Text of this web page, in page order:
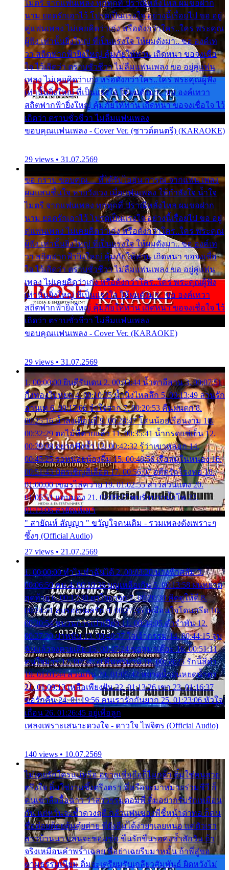
ไมตรี จากแฟนเพลง ทุกทุกที่ ปราณีหลั่งไหล ผมขอฝาก
นาม ยอดรักเอาไว้ โปรดเป็นแรงใจ อย่างนี้เรื่อยไป ขอ อยู่
คู่แฟนเพลง ไม่เคยคิดว่าเก่ง หรือดังกว่าใคร..ใคร พระคุณ
ผู้ฟัง เท่านั้นยิ่งใหญ่ ที่เป็นแรงใจ ให้ผมดังมา.. ขอ องค์เท
วา สถิตฟากฟ้ายิ่งใหญ่ คุ้มภัยให้ท่าน เถิดหนา ขอจงเชื่อ
ใจ ไว้เถิดว่า ตราบชั่วชีวา ไม่ลืมแฟนเพลง ขอ อยู่คู่แฟน
เพลง ไม่เคยคิดว่าเก่ง หรือดังกว่าใคร..ใคร พระคุณผู้ฟัง
เท่านั้นยิ่งใหญ่ ที่เป็นแรงใจ ให้ผมดังมา.. ขอ องค์เทวา
สถิตฟากฟ้ายิ่งใหญ่ คุ้มภัยให้ท่าน เถิดหนา ขอจงเชื่อใจ ไว้
เถิดว่า ตราบชั่วชีวา ไม่ลืมแฟนเพลง
ขอบคุณแฟนเพลง - Cover Ver. (ซาวด์ดนตรี) (KARAOKE)
29 views • 31.07.2569
ขอ กราบ ขอบคุณ.... ที่ได้รับไออุ่น การุณ จากแฟน เพลง
ผมแสนชื่นใจ หายวังเวง เมื่อแฟนเพลง ให้กำลังใจ น้ำใจ
ไมตรี จากแฟนเพลง ทุกทุกที่ ปราณีหลั่งไหล ผมขอฝาก
นาม ยอดรักเอาไว้ โปรดเป็นแรงใจ อย่างนี้เรื่อยไป ขอ อยู่
คู่แฟนเพลง ไม่เคยคิดว่าเก่ง หรือดังกว่าใคร..ใคร พระคุณ
ผู้ฟัง เท่านั้นยิ่งใหญ่ ที่เป็นแรงใจ ให้ผมดังมา.. ขอ องค์เท
วา สถิตฟากฟ้ายิ่งใหญ่ คุ้มภัยให้ท่าน เถิดหนา ขอจงเชื่อ
ใจ ไว้เถิดว่า ตราบชั่วชีวา ไม่ลืมแฟนเพลง ขอ อยู่คู่แฟน
เพลง ไม่เคยคิดว่าเก่ง หรือดังกว่าใคร..ใคร พระคุณผู้ฟัง
เท่านั้นยิ่งใหญ่ ที่เป็นแรงใจ ให้ผมดังมา.. ขอ องค์เทวา
สถิตฟากฟ้ายิ่งใหญ่ คุ้มภัยให้ท่าน เถิดหนา ขอจงเชื่อใจ ไว้
เถิดว่า ตราบชั่วชีวา ไม่ลืมแฟนเพลง
ขอบคุณแฟนเพลง - Cover Ver. (KARAOKE)
29 views • 31.07.2569
1. 00:00:00 ยินดีรับเดน 2. 00:03:44 น้ำตาอีสาน 3. 00:07:51
กิ่งทองใบหยก 4. 00:10:35 น้ำนิ่งไหลลึก 5. 00:13:49 ลานรัก
ลานเท 6. 00:17:06 จำใจจาก 7. 00:20:53 คืนฝนตก 8.
00:25:16 น้ำลงเดือนยี่ 9. 00:28:47 โสนน้อยเรือนงาม 10.
00:32:29 ตอไม้ที่ตายแล้ว 11. 00:35:41 น้ำกรดแช่เย็น 12.
00:39:08 อยากฟังซ้ำ 13. 00:42:32 รู้ว่าเขาหลอก 14.
00:45:25 รอหน่อยน้องติ๋ม 15. 00:48:56 เรือล่มในหนอง 16.
00:51:43 บัตรเชิญสีเลือด 17. 00:56:07 อดีตรักโรงทอ 18.
01:00:00 เขมรไล่ควาย 19. 01:02:55 สาวสวนแตง 20.
01:05:51 แอบมอง 21. 01:09:27 พบรักปากน้ำโพ 22.
01:13:06 สายัณห์เมา
" สายัณห์ สัญญา " ขวัญใจคนเดิม - รวมเพลงดังเพราะๆ
ซึ้งๆ (Official Audio)
27 views • 21.07.2569
1. 00:00:00 ทำไมทำฉันได้ 2. 00:03:20 นางฟ้าสลัม 3.
00:06:50 คน 4. 00:10:36 บุญเหลือเกิน 5. 00:13:58 ฝนหยาด
สุดท้าย 6. 00:17:30 ยาใจยาจก 7. 00:20:30 คิดดูให้ดี 8.
00:24:21 ลบรอยแผลรัก 9. 00:27:35 เหมือนใจโดนกรีด 10.
00:30:54 ขบวนการเปาเปียว 11. 00:34:05 คำรำพัน 12.
00:37:20 ปาหนัน 13. 00:40:37 ใจเจ้ากรรม 14. 00:44:15 จูบ
ฉันแล้วจงตายเสีย 15. 00:47:24 ขอสูมาเต๊อะ 16. 00:51:11
คนใจมาร 17. 00:54:50 คืนทรมาน 18. 00:58:25 รักนี้สีดำ
19. 01:01:44 ส่วนเกิน 20. 01:05:42 หยาดน้ำฝนหยดน้ำตา
21. 01:09:13 เหลือเพียงฝัน 22. 01:13:26 เขา 23. 01:16:37
ขอรักคืน 24. 01:19:56 คนเรารักกันยาก 25. 01:23:06 หัวใจ
เถื่อน 26. 01:26:45 อยู่เพื่อลูก
เพลงเพราะเสนาะดวงใจ - ดาวใจ ไพจิตร (Official Audio)
140 views • 10.07.2569
ไม่เคยรักใครแน่หรือ อยากเชื่อถือก็ไม่กล้า ติ๋มใช่คนสวย
ตรึงใจ ติ๋มใช่งามซึ้งตรึงตรา พี่หรือจะมาหมายร่วมชีวี ก็
คนเขาลืออื้อฉาว ว่าสาวๆรุมตอมพี่ ติ๋มอยากรับรักเหมือน
กัน แต่หวั่นจะช้ำดวงฤดี กลัวแฟนของพี่ชี้หน้าด่าทอ ก็คน
ชื่อต๋อยต้อยตุ้มตุ๋ยต่าย พี่ยังลืมได้ง่ายๆเลยหนอ แค่ตัวเรา
สาวบ้านนา แสนจะซอมซ่อ ขืนรักขืนรอคงช้ำสักวัน ถ้า
จริงเหมือนคำพร่ำเฉลย พี่อย่าเฉยรีบมาหมั้น ถ้าพี่สู่ขอ
ตามธรรมเนียม ติ๋มจะเตรียมรับเกลียวสัมพันธ์ ผิดหวังไม่